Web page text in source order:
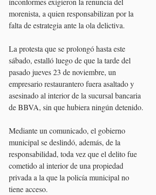
morenista, a quien responsabilizan por la
falta de estrategia ante la ola delictiva.
La protesta que se prolongó hasta este
sábado, estalló luego de que la tarde del
pasado jueves 23 de noviembre, un
empresario restaurantero fuera asaltado y
asesinado al interior de la sucursal bancaria
de BBVA, sin que hubiera ningún detenido.
Mediante un comunicado, el gobierno
municipal se deslindó, además, de la
responsabilidad, toda vez que el delito fue
cometido al interior de una propiedad
privada a la que la policía municipal no
tiene acceso.